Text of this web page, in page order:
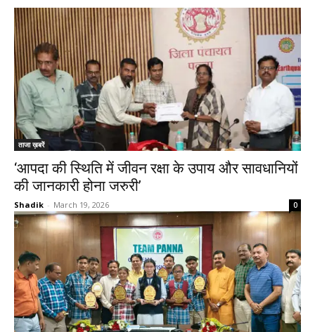
ताजा ख़बरें
‘आपदा की स्थिति में जीवन रक्षा के उपाय और सावधानियों
की जानकारी होना जरुरी’
Shadik - March 19, 2026 0